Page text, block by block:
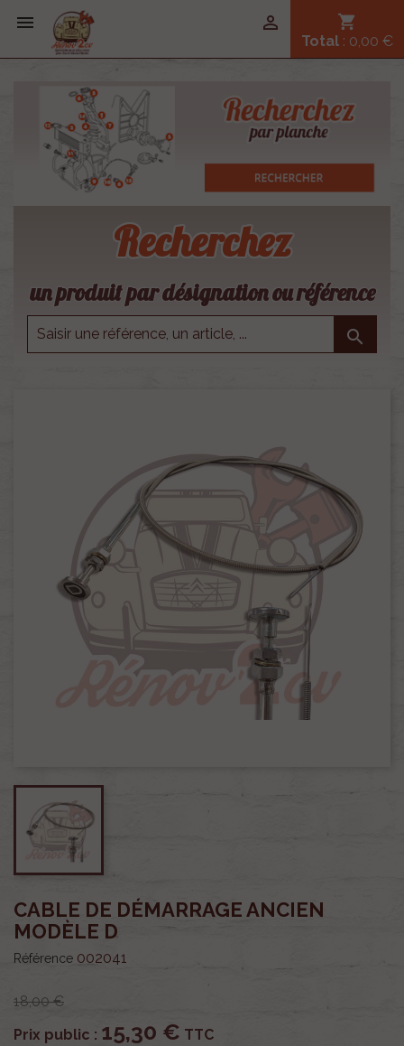
 shopping_cart
Total : 0,00 €

Recherchez
un produit par désignation ou référence

CABLE DE DÉMARRAGE ANCIEN
MODÈLE D
Référence 002041
18,00 €
Prix public : 15,30 € TTC